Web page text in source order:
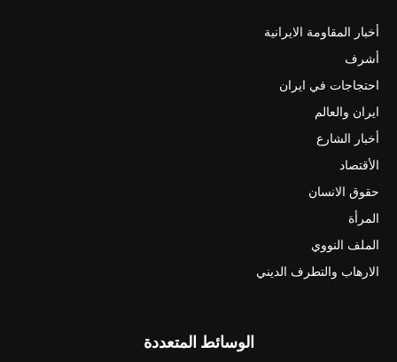
أخبار المقاومة الايرانية
أشرف
احتجاجات في ايران
ايران والعالم
أخبار الشارع
الأقتصاد
حقوق الانسان
المرأة
الملف النووي
الارهاب والتطرف الديني
الوسائط المتعددة